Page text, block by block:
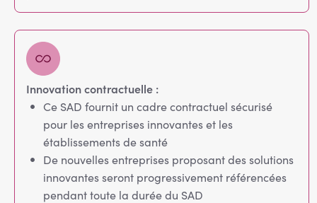
Innovation contractuelle :
Ce SAD fournit un cadre contractuel sécurisé
pour les entreprises innovantes et les
établissements de santé
De nouvelles entreprises proposant des solutions
innovantes seront progressivement référencées
pendant toute la durée du SAD